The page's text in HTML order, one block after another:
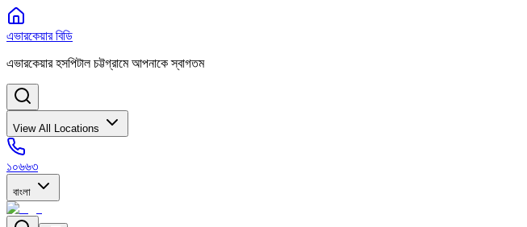
এভারকেয়ার বিডি
এভারকেয়ার হসপিটাল চট্টগ্রামে আপনাকে স্বাগতম
View All Locations
১০৬৬৩
বাংলা